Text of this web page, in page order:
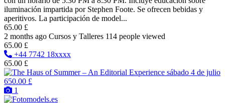
iluminación impartida por Stephen Foote. Se ofrecen bebidas y
aperitivos. La participación de model...
65.00 £
2 months ago Cursos y Talleres 114 people viewed
65.00 £
+44 7742 18xxxx
65.00 £
650.00 £
1